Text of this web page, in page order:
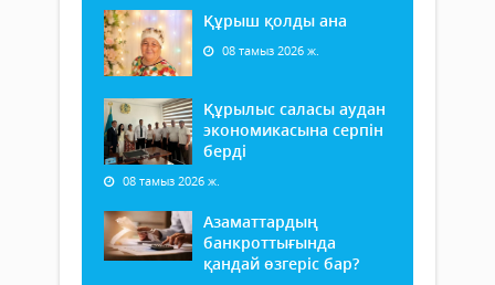
Құрыш қолды ана
08 тамыз 2026 ж.
Құрылыс саласы аудан
экономикасына серпін
берді
08 тамыз 2026 ж.
Азаматтардың
банкроттығында
қандай өзгеріс бар?